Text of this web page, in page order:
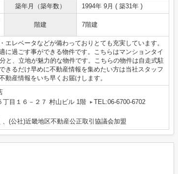
築年月（築年数） 1994年 9月 ( 築31年 )
階建 7階建
エレベータなどが備わっておりとても充実しています。
に過ごす事ができる物件です。こちらはマンションタイ
と、立地が魅力的な物件です。こちらの物件は自走式駐
きるだけ早めに不動産情報を集めたい方は当社スタッフ
動産情報をいち早くお届けします。
丁目１６－２７ 村山ビル 1階
TEL:06-6700-6702
(公社)近畿地区不動産公正取引協議会加盟